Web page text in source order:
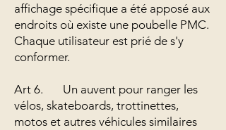
affichage spécifique a été apposé aux
endroits où existe une poubelle PMC.
Chaque utilisateur est prié de s'y
conformer.
Art 6. Un auvent pour ranger les
vélos, skateboards, trottinettes,
motos et autres véhicules similaires